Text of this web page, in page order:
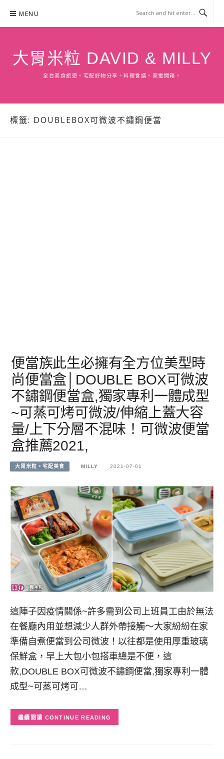
content
MENU
大胃米粒 DAVID & MILLY
全台美食旅遊。宅配好物分享。料理食譜。家電開箱。
標籤: DOUBLEBOX可微波不鏽鋼便當
便當族此生必擁有全方位美型時
尚便當盒│DOUBLE BOX可微波
不鏽鋼便當盒,獨家專利一體成型
~可蒸可烤可微波/伸縮上蓋大容
量/上下分層不混味！可微波便當
盒推薦2021,
大胃米粒。宅配美食 MILLY 2021-07-01
這陣子因疫情關係~許多需到公司上班員工由於無法
在餐廳內用並想減少人群外帶接觸～大家紛紛在家
準備自煮便當到公司微波！以往都是使用厚重玻璃
保鮮盒，早上大包小包搭車總是不便，這
款,DOUBLE BOX可微波不鏽鋼便當,獨家專利一體
成型~可蒸可烤可…
CONTINUE READING